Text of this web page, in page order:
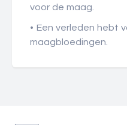
voor de maag.
• Een verleden hebt
maagbloedingen.